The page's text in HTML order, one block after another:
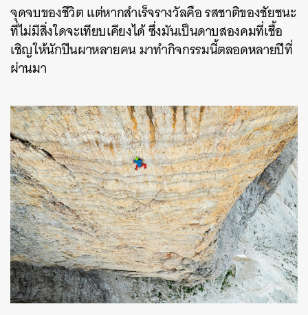
จุดจบของชีวิต แต่หากสำเร็จรางวัลคือ รสชาติของชัยชนะ
ที่ไม่มีสิ่งใดจะเทียบเคียงได้ ซึ่งมันเป็นดาบสองคมที่เชื้อ
เชิญให้นักปีนผาหลายคน มาทำกิจกรรมนี้ตลอดหลายปีที่
ผ่านมา